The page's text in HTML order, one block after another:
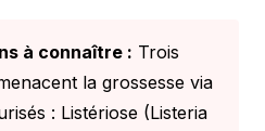
à connaître : Trois
la grossesse via
: Listériose (Listeria